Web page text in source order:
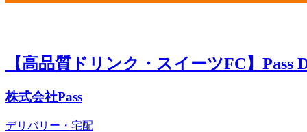
【高品質ドリンク・スイーツFC】Pass
株式会社Pass
デリバリー・宅配